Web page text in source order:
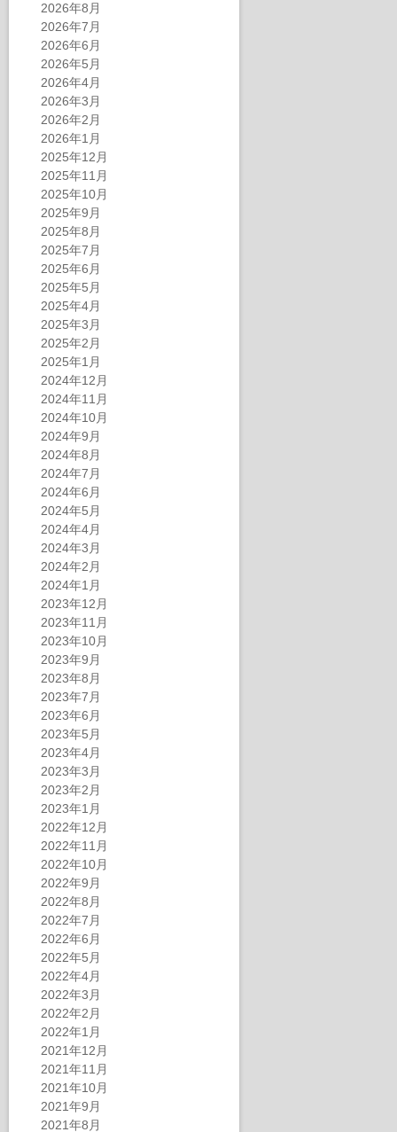
2026年8月
2026年7月
2026年6月
2026年5月
2026年4月
2026年3月
2026年2月
2026年1月
2025年12月
2025年11月
2025年10月
2025年9月
2025年8月
2025年7月
2025年6月
2025年5月
2025年4月
2025年3月
2025年2月
2025年1月
2024年12月
2024年11月
2024年10月
2024年9月
2024年8月
2024年7月
2024年6月
2024年5月
2024年4月
2024年3月
2024年2月
2024年1月
2023年12月
2023年11月
2023年10月
2023年9月
2023年8月
2023年7月
2023年6月
2023年5月
2023年4月
2023年3月
2023年2月
2023年1月
2022年12月
2022年11月
2022年10月
2022年9月
2022年8月
2022年7月
2022年6月
2022年5月
2022年4月
2022年3月
2022年2月
2022年1月
2021年12月
2021年11月
2021年10月
2021年9月
2021年8月